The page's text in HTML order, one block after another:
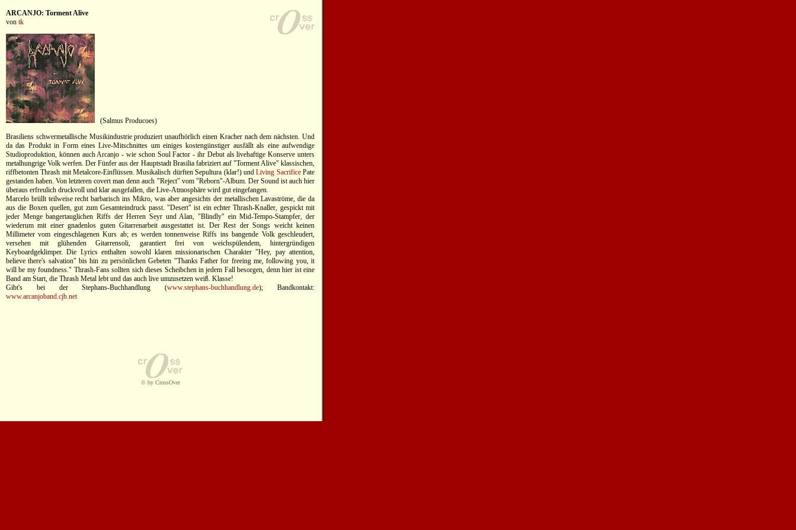
ARCANJO: Torment Alive
von tk
(Salmus Producoes)
Brasiliens schwermetallische Musikindustrie produziert unaufhörlich einen Kracher nach dem nächsten. Und
da das Produkt in Form eines Live-Mitschnittes um einiges kostengünstiger ausfällt als eine aufwendige
Studioproduktion, können auch Arcanjo - wie schon Soul Factor - ihr Debut als livehaftige Konserve unters
metalhungrige Volk werfen. Der Fünfer aus der Hauptstadt Brasilia fabriziert auf "Torment Alive" klassischen,
riffbetonten Thrash mit Metalcore-Einflüssen. Musikalisch dürften Sepultura (klar!) undLiving SacrificePate
gestanden haben. Von letzteren covert man denn auch "Reject" vom "Reborn"-Album. Der Sound ist auch hier
überaus erfreulich druckvoll und klar ausgefallen, die Live-Atmosphäre wird gut eingefangen.
Marcelo brüllt teilweise recht barbarisch ins Mikro, was aber angesichts der metallischen Lavaströme, die da
aus die Boxen quellen, gut zum Gesamteindruck passt. "Desert" ist ein echter Thrash-Knaller, gespickt mit
jeder Menge bangertauglichen Riffs der Herren Seyr und Alan, "Blindly" ein Mid-Tempo-Stampfer, der
wiederum mit einer gnadenlos guten Gitarrenarbeit ausgestattet ist. Der Rest der Songs weicht keinen
Millimeter vom eingeschlagenen Kurs ab; es werden tonnenweise Riffs ins bangende Volk geschleudert,
versehen mit glühenden Gitarrensoli, garantiert frei von weichspülendem, hintergründigen
Keyboardgeklimper. Die Lyrics enthalten sowohl klaren missionarischen Charakter "Hey, pay attention,
believe there's salvation" bis hin zu persönlichen Gebeten "Thanks Father for freeing me, following you, it
will be my foundness." Thrash-Fans sollten sich dieses Scheibchen in jedem Fall besorgen, denn hier ist eine
Band am Start, die Thrash Metal lebt und das auch live umzusetzen weiß. Klasse!
Gibt's bei der Stephans-Buchhandlung (www.stephans-buchhandlung.de); Bandkontakt:
www.arcanjoband.cjb.net
© by CrossOver